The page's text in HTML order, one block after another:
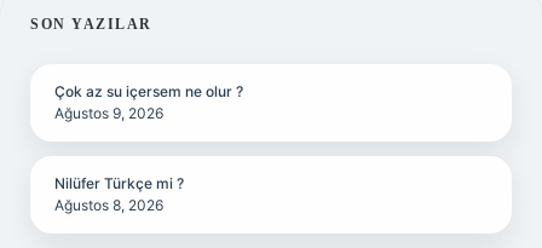
SIDEBAR
SON YAZILAR
Çok az su içersem ne olur ?
Ağustos 9, 2026
Nilüfer Türkçe mi ?
Ağustos 8, 2026